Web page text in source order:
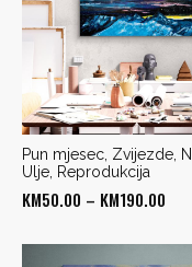
Pun mjesec, Zvijezde,
Ulje, Reprodukcija
KM50.00 – KM190.00